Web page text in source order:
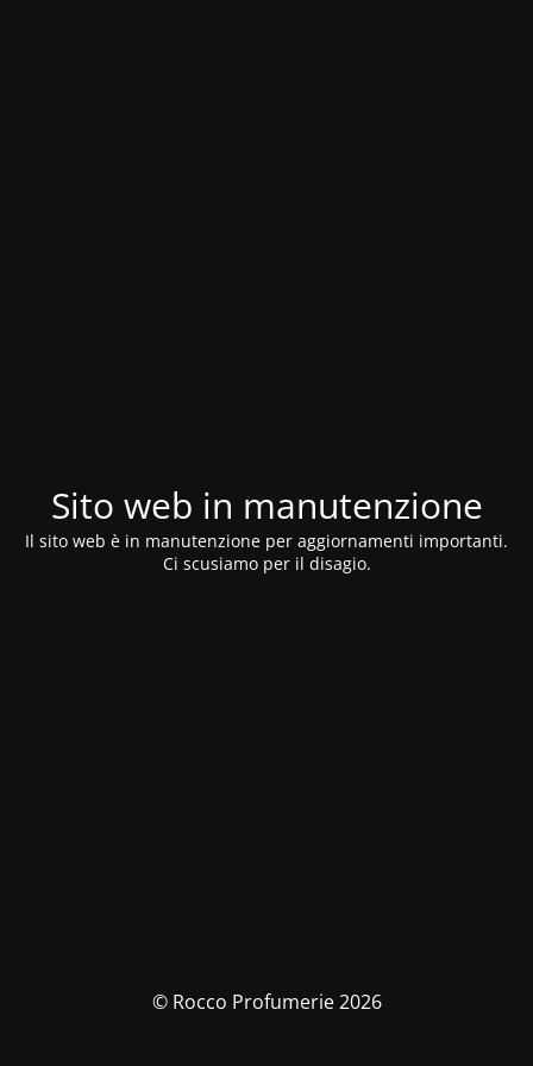
Sito web in manutenzione
Il sito web è in manutenzione per aggiornamenti importanti.
Ci scusiamo per il disagio.
© Rocco Profumerie 2026